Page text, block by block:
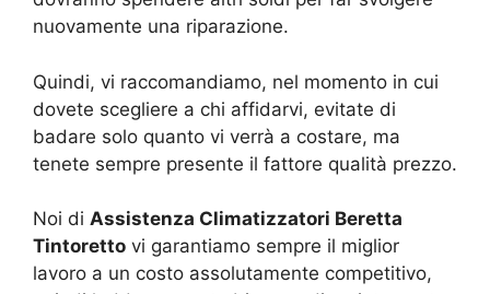
nuovamente una riparazione.
Quindi, vi raccomandiamo, nel momento in cui
dovete scegliere a chi affidarvi, evitate di
badare solo quanto vi verrà a costare, ma
tenete sempre presente il fattore qualità prezzo.
Noi di Assistenza Climatizzatori Beretta
Tintoretto vi garantiamo sempre il miglior
lavoro a un costo assolutamente competitivo,